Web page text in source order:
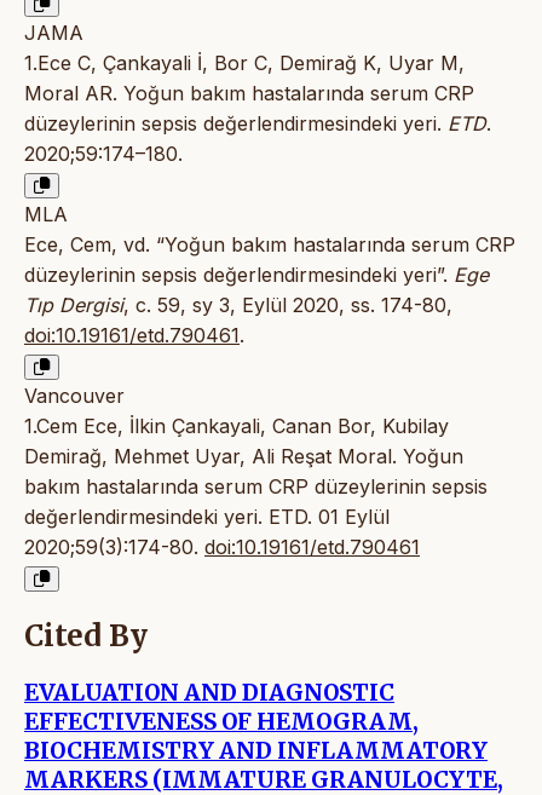
JAMA
1.Ece C, Çankayali İ, Bor C, Demirağ K, Uyar M,
Moral AR. Yoğun bakım hastalarında serum CRP
düzeylerinin sepsis değerlendirmesindeki yeri. ETD.
2020;59:174–180.
MLA
Ece, Cem, vd. “Yoğun bakım hastalarında serum CRP
düzeylerinin sepsis değerlendirmesindeki yeri”. Ege
Tıp Dergisi, c. 59, sy 3, Eylül 2020, ss. 174-80,
doi:10.19161/etd.790461.
Vancouver
1.Cem Ece, İlkin Çankayali, Canan Bor, Kubilay
Demirağ, Mehmet Uyar, Ali Reşat Moral. Yoğun
bakım hastalarında serum CRP düzeylerinin sepsis
değerlendirmesindeki yeri. ETD. 01 Eylül
2020;59(3):174-80. doi:10.19161/etd.790461
Cited By
EVALUATION AND DIAGNOSTIC
EFFECTIVENESS OF HEMOGRAM,
BIOCHEMISTRY AND INFLAMMATORY
MARKERS (IMMATURE GRANULOCYTE,